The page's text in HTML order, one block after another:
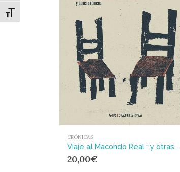
Alternar tamaño de letra
CRÓNICAS
Viaje al Macondo Real : y otras crónicas
20,00€